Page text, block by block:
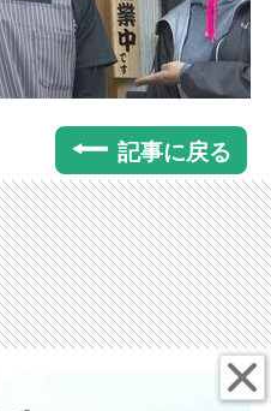
記事に戻る